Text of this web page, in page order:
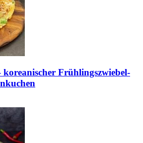
koreanischer Frühlingszwiebel-